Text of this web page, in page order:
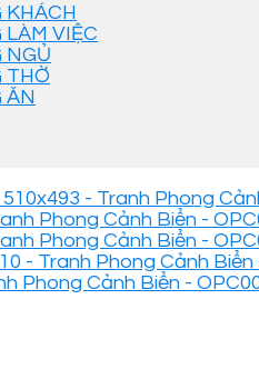
KHÁCH
VIỆC
NGỦ
THỜ
ĂN